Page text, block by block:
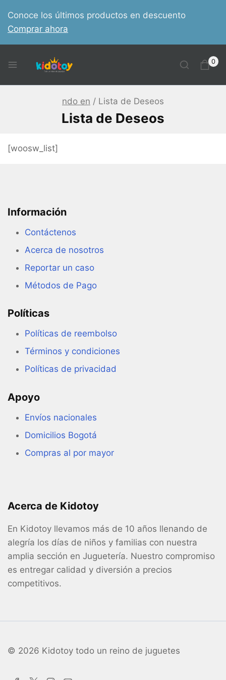
content
Conoce los últimos productos en descuento
Comprar ahora
0
ndo en / Lista de Deseos
Lista de Deseos
[woosw_list]
Información
Contáctenos
Acerca de nosotros
Reportar un caso
Métodos de Pago
Políticas
Políticas de reembolso
Términos y condiciones
Políticas de privacidad
Apoyo
Envíos nacionales
Domicilios Bogotá
Compras al por mayor
Acerca de Kidotoy
En Kidotoy llevamos más de 10 años llenando de
alegría los días de niños y familias con nuestra
amplia sección en Juguetería. Nuestro compromiso
es entregar calidad y diversión a precios
competitivos.
© 2026 Kidotoy todo un reino de juguetes